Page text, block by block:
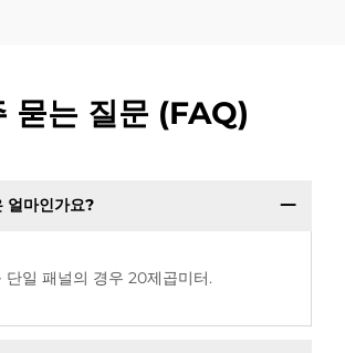
묻는 질문 (FAQ)
얼마인가요?
단일 패널의 경우 20제곱미터.